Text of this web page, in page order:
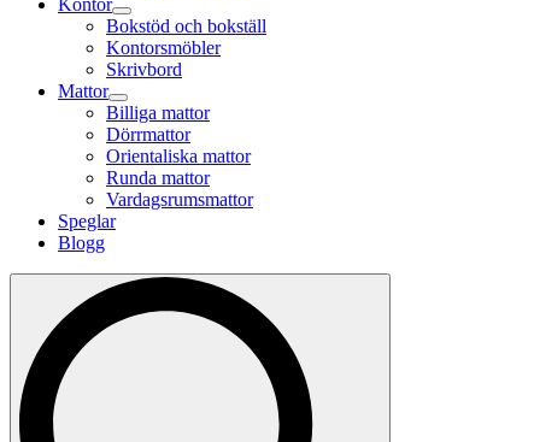
Kontor
Bokstöd och bokställ
Kontorsmöbler
Skrivbord
Mattor
Billiga mattor
Dörrmattor
Orientaliska mattor
Runda mattor
Vardagsrumsmattor
Speglar
Blogg